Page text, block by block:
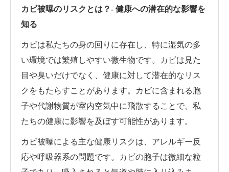
カビ被曝のリスクとは？- 健康への潜在的な影響を
知る
カビは私たちの身の回りに存在し、特に湿気の多
い環境では繁殖しやすい微生物です。カビは見た
目や臭いだけでなく、健康に対して潜在的なリス
クをもたらすことがあります。カビに含まれる胞
子や代謝物質が室内空気中に飛散することで、私
たちの健康に影響を及ぼす可能性があります。
カビ被曝による主な健康リスクは、アレルギー反
応や呼吸器系の問題です。カビの胞子は微細な粒